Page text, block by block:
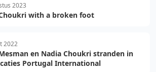
2023
with a broken foot
2022
en Nadia Choukri stranden in
Portugal International